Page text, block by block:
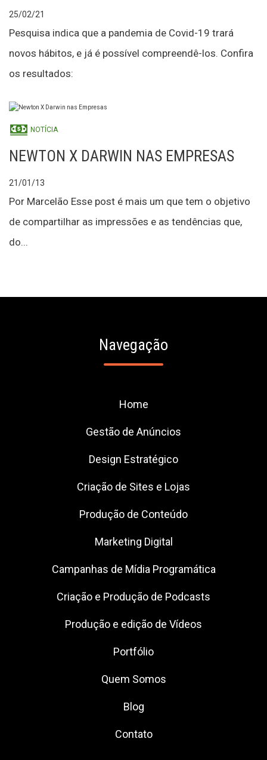
25/02/21
Pesquisa indica que a pandemia de Covid-19 trará
novos hábitos, e já é possível compreendê-los. Confira
os resultados:
NOTÍCIA
NEWTON X DARWIN NAS EMPRESAS
21/01/13
Por Marcelão Esse post é mais um que tem o objetivo
de compartilhar as impressões e as tendências que,
do...
Navegação
Home
Gestão de Anúncios
Design Estratégico
Criação de Sites e Lojas
Produção de Conteúdo
Marketing Digital
Campanhas de Mídia Programática
Criação e Produção de Podcasts
Produção e edição de Vídeos
Portfólio
Quem Somos
Blog
Contato